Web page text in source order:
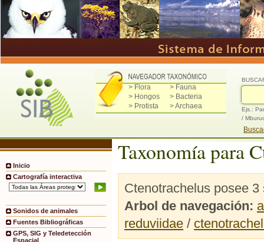
> Flora
> Fauna
> Hongos
> Bacteria
> Protista
> Archaea
Ejs.:
/
Inicio
Cartografía interactiva
Sonidos de animales
Fuentes Bibliográficas
GPS, SIG y Teledetección
Espacial
Taxonomía para
Ctenotrachelus posee
Arbol de navegación:
reduviidae /